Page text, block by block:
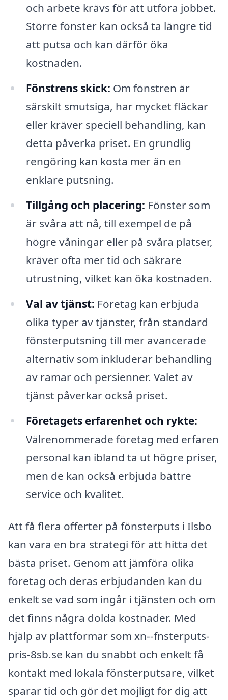
och arbete krävs för att utföra jobbet.
Större fönster kan också ta längre tid
att putsa och kan därför öka
kostnaden.
Fönstrens skick: Om fönstren är
särskilt smutsiga, har mycket fläckar
eller kräver speciell behandling, kan
detta påverka priset. En grundlig
rengöring kan kosta mer än en
enklare putsning.
Tillgång och placering: Fönster som
är svåra att nå, till exempel de på
högre våningar eller på svåra platser,
kräver ofta mer tid och säkrare
utrustning, vilket kan öka kostnaden.
Val av tjänst: Företag kan erbjuda
olika typer av tjänster, från standard
fönsterputsning till mer avancerade
alternativ som inkluderar behandling
av ramar och persienner. Valet av
tjänst påverkar också priset.
Företagets erfarenhet och rykte:
Välrenommerade företag med erfaren
personal kan ibland ta ut högre priser,
men de kan också erbjuda bättre
service och kvalitet.
Att få flera offerter på fönsterputs i Ilsbo
kan vara en bra strategi för att hitta det
bästa priset. Genom att jämföra olika
företag och deras erbjudanden kan du
enkelt se vad som ingår i tjänsten och om
det finns några dolda kostnader. Med
hjälp av plattformar som xn--fnsterputs-
pris-8sb.se kan du snabbt och enkelt få
kontakt med lokala fönsterputsare, vilket
sparar tid och gör det möjligt för dig att